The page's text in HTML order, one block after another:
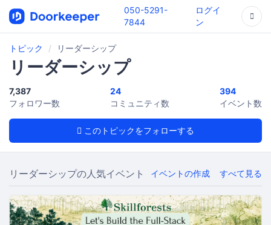
050-5291-
7844
ログイ
ン
トピック リーダーシップ
リーダーシップ
このトピックをフォローする
7,387
フォロワー数
24
コミュニティ数
394
イベント数
リーダーシップの人気イベント イベントの作成 すべて見る